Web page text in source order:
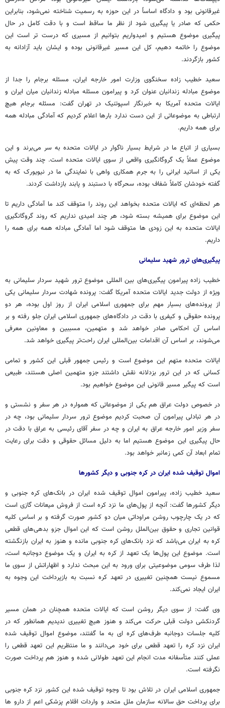
غیرقانونی بود و دادگاه اساساً در این حوزه به رسمیت شناخته نمی‌شود، بنابراین
حکمی که صادر یا پیگیری شود از نظر ما ساقط است و با دقت کامل در حال
پیگیری موضوع هستیم و امیدواریم بتوانیم از مسیری که درست تر است این
موضوع را خاتمه دهیم، کل این مسیر غیرقانونی بوده و ایشان باید آزادانه به
کشور بازگردند.
سعید خطیب زاده سخنگوی وزارت امور خارجه ایران، مسئله برجام را جدا از
موضوع مبادله زندانیان عنوان کرد و پیرامون مسئله مبادله زندانیان میان ایران و
ایالات متحده آمریکا به خبرنگار اسپوتنیک در تهران گفت: مسئله برجام هیچ
ارتباطی به موضوعاتی از این دست ندارد بارها اعلام کردیم که آمادگی مبادله همه
برای همه داریم.
بسیاری از اتباع ما در شرایط بسیار ناگوار در ایالات متحده به سر می‌برند و این
موضوع عملاً یک گروگانگیری واقعی از سوی ایالات متحده است. چند وقت پیش
یکی از اساتید ایرانی را به جرم همکاری واهی با نمایندگی ما در نیویورک که به
گفته خودشان کاملاً شفاف بوده، سحرگاه با دستبند و پابند بازداشت کردند.
هر لحظه‌ای که ایالات متحده بخواهد این روند را متوقف کند ما آمادگی داریم تا
این موضوع برای همیشه بسته شود، هر چند امیدی نداریم که روند گروگانگیری
ایالات متحده به این زودی ها متوقف شود اما آمادگی مبادله همه برای همه را
داریم.
پیگیری‌های ترور شهید سلیمانی
خطیب زاده پیرامون پیگیری‌های بین المللی موضوع ترور شهید سردار سلیمانی به
ویژه از دولت جدید ایالات متحده آمریکا گفت: پرونده شهادت سردار سلیمانی یکی
از پرونده‌های بسیار مهم برای جمهوری اسلامی ایران از روز اول بوده، هر دو
پرونده حقوقی و کیفری با دقت در دادگاه‌های جمهوری اسلامی ایران جلو رفته و بر
اساس آن احکامی صادر خواهد شد و متهمین، مسببین و معاونین معرفی
می‌شوند، بر اساس آن اقدامات بین‌المللی ایران راحت‌تر پیگیری خواهد شد.
ایالات متحده متهم این موضوع است و رئیس جمهور قبلی این کشور و تمامی
کسانی که در این ترور بزدلانه نقش داشتند جزو متهمین اصلی هستند، طبیعی
است که پیگیر مسیر قانونی این موضوع خواهیم بود.
در خصوص دولت عراق هم یکی از موضوعاتی که همواره در هر سفر و نشستی و
در هر تبادلی پیرامون آن صحبت کردیم موضوع ترور سردار سلیمانی بود، چه در
سفر وزیر امور خارجه عراق به ایران و چه در سفر آقای رئیسی به عراق با دقت در
حال پیگیری این موضوع هستیم اما به دلیل مسائل حقوقی و دقت برای رعایت
تمام ابعاد آن کمی زمانبر خواهد بود.
اموال توقیف شده ایران در کره جنوبی و دیگر کشورها
سعید خطیب زاده، پیرامون اموال توقیف شده ایران در بانک‌های کره جنوبی و
دیگر کشورها گفت: آنچه از پول‌های ما نزد کره است از فروش میعانات گازی است
که در یک چارچوب روشن مراوداتی میان دو کشور صورت گرفته و بر اساس کلیه
قوانین تجاری و حقوق بین‌الملل روشن است که این اموال جزو بدهی‌های قطعی
کره به ایران می‌باشد که نزد بانک‌های کره جنوبی مانده و هنوز به ایران بازنگشته
است. موضوع این پول‌ها یک تعهد از کره به ایران و یک موضوع دوجانبه است،
لذا طرف سومی موضوعیتی برای ورود به این مبحث ندارد و اظهاراتش از سوی ما
مسموع نیست همچنین تغییری در تعهد کره نسبت به بازپرداخت این وجوه به
ایران ایجاد نمی‌کند.
وی گفت: از سوی دیگر روشن است که ایالات متحده همچنان در همان مسیر
گردنکشی دولت قبلی حرکت می‌کند و هنوز هیچ تغییری ندیدیم همانطور که در
کلیه جلسات دوجانبه طرف‌های کره ای به ما گفتند، موضوع اموال توقیف شده
ایران نزد کره را تعهد قطعی برای خود می‌دانند و ما منتظریم این تعهد قطعی را
عملی کنند متأسفانه مدت انجام این تعهد طولانی شده و هنوز هم پرداخت صورت
نگرفته است.
جمهوری اسلامی ایران در تلاش بود تا وجوه توقیف شده این کشور نزد کره جنوبی
برای پرداخت حق سالانه سازمان ملل متحد و واردات اقلام پزشکی اعم از دارو ها